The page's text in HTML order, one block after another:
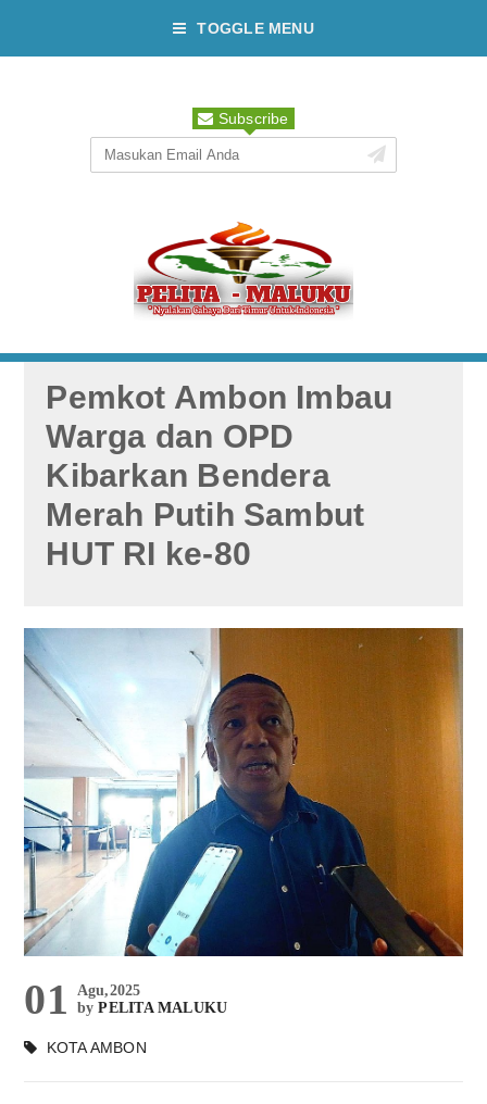
TOGGLE MENU
Subscribe
Pemkot Ambon Imbau
Warga dan OPD
Kibarkan Bendera
Merah Putih Sambut
HUT RI ke-80
01
Agu,2025
byPELITA MALUKU
KOTA AMBON